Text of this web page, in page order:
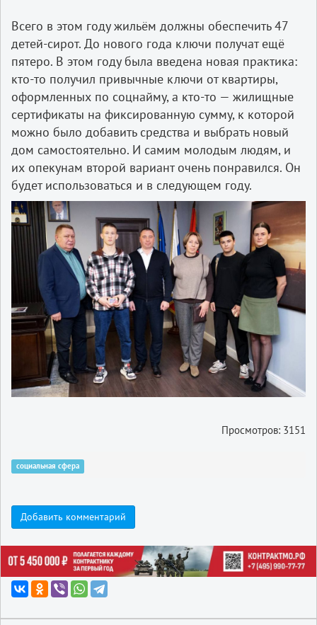
Всего в этом году жильём должны обеспечить 47
детей-сирот. До нового года ключи получат ещё
пятеро. В этом году была введена новая практика:
кто-то получил привычные ключи от квартиры,
оформленных по соцнайму, а кто-то — жилищные
сертификаты на фиксированную сумму, к которой
можно было добавить средства и выбрать новый
дом самостоятельно. И самим молодым людям, и
их опекунам второй вариант очень понравился. Он
будет использоваться и в следующем году.
Просмотров: 3151
социальная сфера
Добавить комментарий